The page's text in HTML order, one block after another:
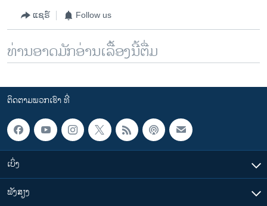
ແຊຣ໌ Follow us
ທ່ານອາດມັກອ່ານເລື້ອງນີ້ຕື່ມ
ຕິດຕາມພວກເຮົາ ທີ່
ເບິ່ງ
ຟັງສຽງ